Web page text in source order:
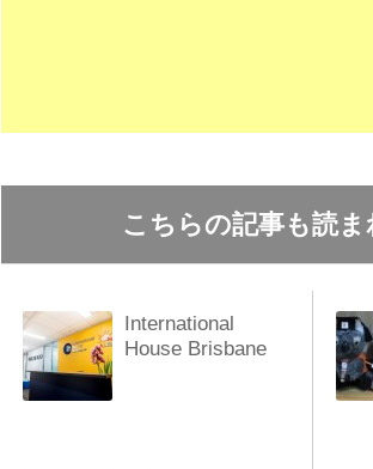
こちらの記事も読
International
House Brisbane